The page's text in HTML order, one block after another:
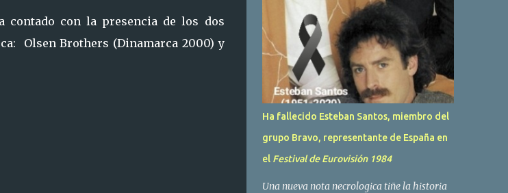
contado con la presencia de los dos
Olsen Brothers (Dinamarca 2000) y
Ha fallecido Esteban Santos, miembro del
grupo Bravo, representante de España en
el Festival de Eurovisión 1984
Una nueva nota necrologica tiñe la historia